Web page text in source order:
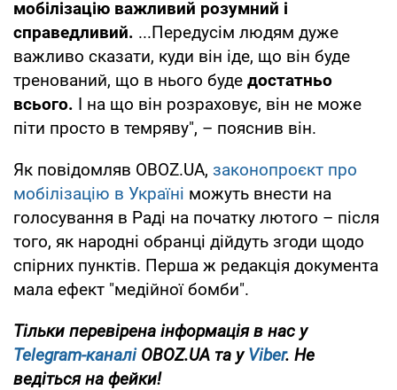
мобілізацію важливий розумний і
справедливий. ...Передусім людям дуже
важливо сказати, куди він іде, що він буде
тренований, що в нього буде достатньо
всього. І на що він розраховує, він не може
піти просто в темряву", – пояснив він.
Як повідомляв OBOZ.UA, законопроєкт про
мобілізацію в Україні можуть внести на
голосування в Раді на початку лютого – після
того, як народні обранці дійдуть згоди щодо
спірних пунктів. Перша ж редакція документа
мала ефект "медійної бомби".
Тільки перевірена інформація в нас у
Telegram-каналіOBOZ.UA та уViber. Не
ведіться на фейки!